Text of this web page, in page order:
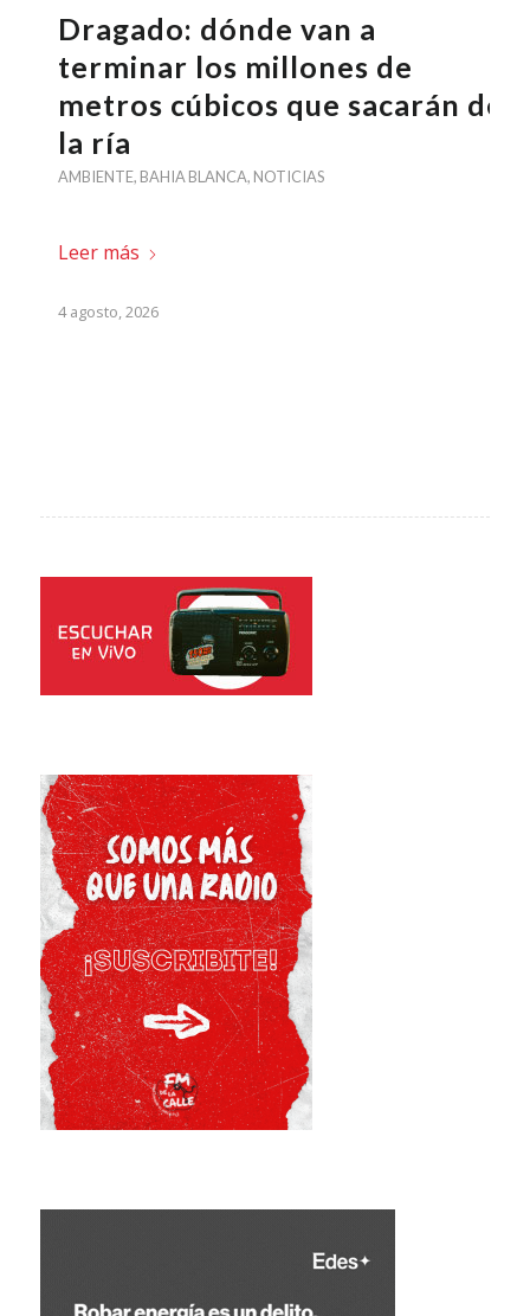
Dragado: dónde van a
terminar los millones de
metros cúbicos que sacarán de
la ría
AMBIENTE, BAHIA BLANCA, NOTICIAS
Leer más
4 agosto, 2026